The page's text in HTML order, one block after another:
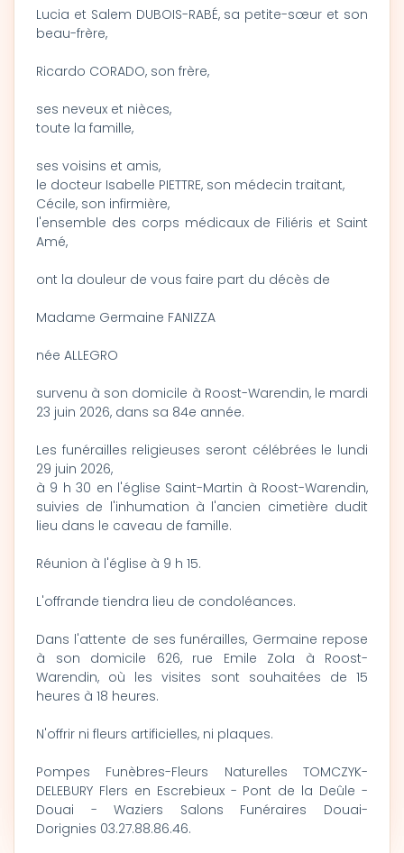
Lucia et Salem DUBOIS-RABÉ, sa petite-sœur et son
beau-frère,
Ricardo CORADO, son frère,
ses neveux et nièces,
toute la famille,
ses voisins et amis,
le docteur Isabelle PIETTRE, son médecin traitant,
Cécile, son infirmière,
l'ensemble des corps médicaux de Filiéris et Saint
Amé,
ont la douleur de vous faire part du décès de
Madame Germaine FANIZZA
née ALLEGRO
survenu à son domicile à Roost-Warendin, le mardi
23 juin 2026, dans sa 84e année.
Les funérailles religieuses seront célébrées le lundi
29 juin 2026,
à 9 h 30 en l'église Saint-Martin à Roost-Warendin,
suivies de l'inhumation à l'ancien cimetière dudit
lieu dans le caveau de famille.
Réunion à l'église à 9 h 15.
L'offrande tiendra lieu de condoléances.
Dans l'attente de ses funérailles, Germaine repose
à son domicile 626, rue Emile Zola à Roost-
Warendin, où les visites sont souhaitées de 15
heures à 18 heures.
N'offrir ni fleurs artificielles, ni plaques.
Pompes Funèbres-Fleurs Naturelles TOMCZYK-
DELEBURY Flers en Escrebieux - Pont de la Deûle -
Douai - Waziers Salons Funéraires Douai-
Dorignies 03.27.88.86.46.